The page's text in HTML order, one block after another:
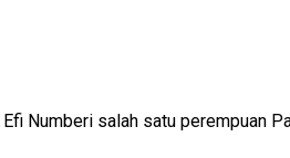
Numberi salah satu perempuan